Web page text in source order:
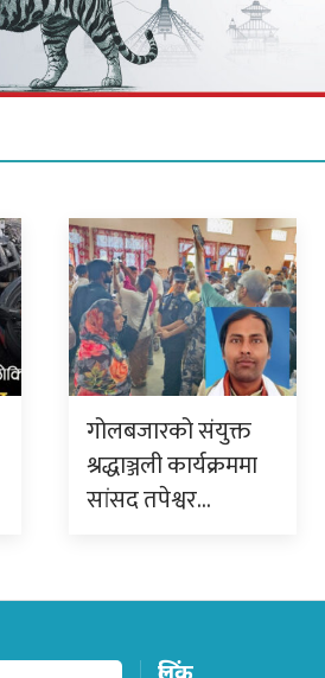
गोलबजारको संयुक्त
श्रद्धाञ्जली कार्यक्रममा
सांसद तपेश्वर…